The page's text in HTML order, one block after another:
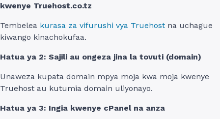
kwenye Truehost.co.tz
Tembelea kurasa za vifurushi vya Truehost na uchague
kiwango kinachokufaa.
Hatua ya 2: Sajili au ongeza jina la tovuti (domain)
Unaweza kupata domain mpya moja kwa moja kwenye
Truehost au kutumia domain uliyonayo.
Hatua ya 3: Ingia kwenye cPanel na anza